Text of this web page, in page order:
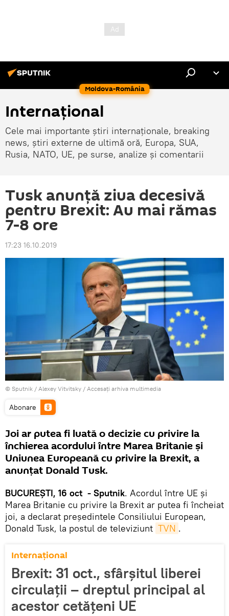
Moldova-România
Internaţional
Cele mai importante știri internaționale, breaking
news, știri externe de ultimă oră, Europa, SUA,
Rusia, NATO, UE, pe surse, analize și comentarii
Tusk anunță ziua decesivă
pentru Brexit: Au mai rămas
7-8 ore
17:23 16.10.2019
© Sputnik / Alexey Vitvitsky / Accesați arhiva multimedia
Abonare
Joi ar putea fi luată o decizie cu privire la
închierea acordului între Marea Britanie și
Uniunea Europeană cu privire la Brexit, a
anunțat Donald Tusk.
BUCUREȘTI, 16 oct - Sputnik. Acordul între UE și
Marea Britanie cu privire la Brexit ar putea fi încheiat
joi, a declarat președintele Consiliului European,
Donald Tusk, la postul de televiziunt TVN .
Internaţional
Brexit: 31 oct., sfârşitul liberei
circulaţii – dreptul principal al
acestor cetăţeni UE